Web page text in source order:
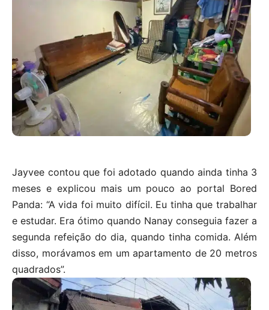
Jayvee contou que foi adotado quando ainda tinha 3
meses e explicou mais um pouco ao portal Bored
Panda: “A vida foi muito difícil. Eu tinha que trabalhar
e estudar. Era ótimo quando Nanay conseguia fazer a
segunda refeição do dia, quando tinha comida. Além
disso, morávamos em um apartamento de 20 metros
quadrados”.